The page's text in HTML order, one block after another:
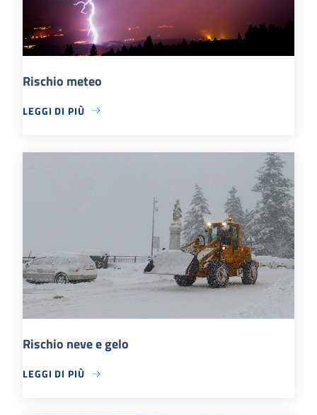
Rischio meteo
LEGGI DI PIÙ
Rischio neve e gelo
LEGGI DI PIÙ